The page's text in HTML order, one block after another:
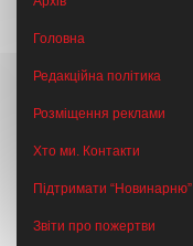
Головна
Редакційна політика
Розміщення реклами
Хто ми. Контакти
Підтримати “Новинарню”
Звіти про пожертви